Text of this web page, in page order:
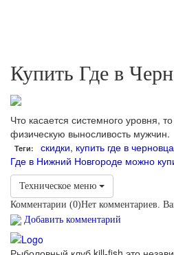
Купить Где в
Что касается системного уровня,
физическую выносливость мужчин.
Теги: скидки, купить где в
Где в Нижний Новгороде можно
Техническое меню
Комментарии (0)Нет комментариев.
Добавить комментарий